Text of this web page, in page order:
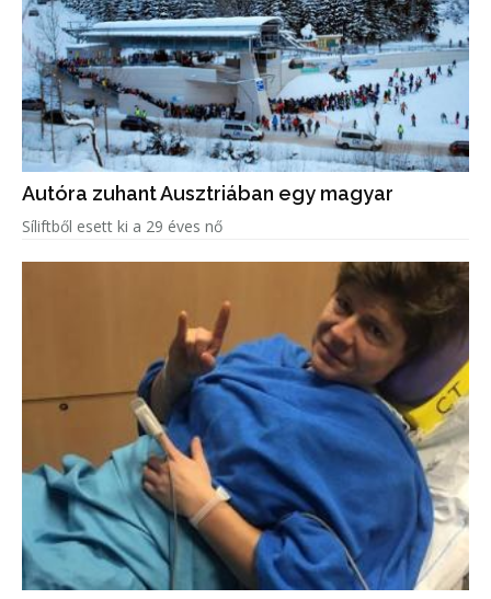
Autóra zuhant Ausztriában egy magyar
Síliftből esett ki a 29 éves nő